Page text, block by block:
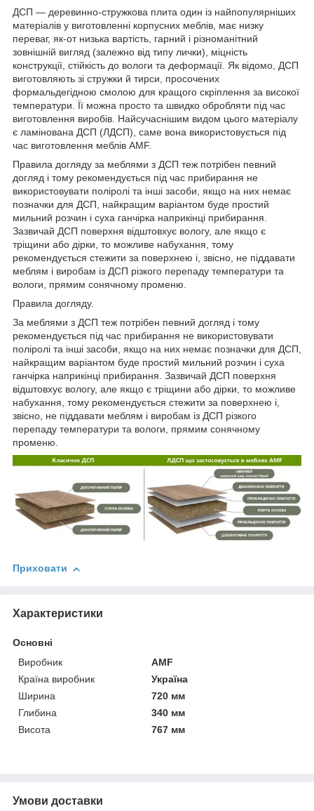
ДСП — деревинно-стружкова плита один із найпопулярніших
матеріалів у виготовленні корпусних меблів, має низку
переваг, як-от низька вартість, гарний і різноманітний
зовнішній вигляд (залежно від типу лички), міцність
конструкції, стійкість до вологи та деформації. Як відомо, ДСП
виготовляють зі стружки й тирси, просочених
формальдегідною смолою для кращого скріплення за високої
температури. Її можна просто та швидко обробляти під час
виготовлення виробів. Найсучаснішим видом цього матеріалу
є ламінована ДСП (ЛДСП), саме вона використовується під
час виготовлення меблів AMF.
Правила догляду за меблями з ДСП теж потрібен певний
догляд і тому рекомендується під час прибирання не
використовувати поліролі та інші засоби, якщо на них немає
позначки для ДСП, найкращим варіантом буде простий
мильний розчин і суха ганчірка наприкінці прибирання.
Зазвичай ДСП поверхня відштовхує вологу, але якщо є
тріщини або дірки, то можливе набухання, тому
рекомендується стежити за поверхнею і, звісно, не піддавати
меблям і виробам із ДСП різкого перепаду температури та
вологи, прямим сонячному променю.
Правила догляду.
За меблями з ДСП теж потрібен певний догляд і тому
рекомендується під час прибирання не використовувати
поліролі та інші засоби, якщо на них немає позначки для ДСП,
найкращим варіантом буде простий мильний розчин і суха
ганчірка наприкінці прибирання. Зазвичай ДСП поверхня
відштовхує вологу, але якщо є тріщини або дірки, то можливе
набухання, тому рекомендується стежити за поверхнею і,
звісно, не піддавати меблям і виробам із ДСП різкого
перепаду температури та вологи, прямим сонячному
променю.
Приховати
Характеристики
Основні
Виробник
AMF
Країна виробник
Україна
Ширина
720 мм
Глибина
340 мм
Висота
767 мм
Умови доставки